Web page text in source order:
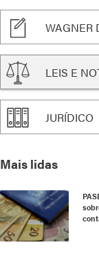
WAGNER
LEIS E
JURÍDICO
Mais lidas